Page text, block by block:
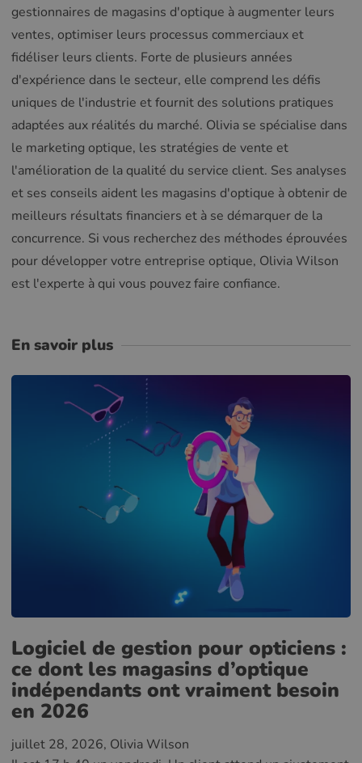
gestionnaires de magasins d'optique à augmenter leurs
ventes, optimiser leurs processus commerciaux et
fidéliser leurs clients. Forte de plusieurs années
d'expérience dans le secteur, elle comprend les défis
uniques de l'industrie et fournit des solutions pratiques
adaptées aux réalités du marché. Olivia se spécialise dans
le marketing optique, les stratégies de vente et
l'amélioration de la qualité du service client. Ses analyses
et ses conseils aident les magasins d'optique à obtenir de
meilleurs résultats financiers et à se démarquer de la
concurrence. Si vous recherchez des méthodes éprouvées
pour développer votre entreprise optique, Olivia Wilson
est l'experte à qui vous pouvez faire confiance.
En savoir plus
Logiciel de gestion pour opticiens :
ce dont les magasins d’optique
indépendants ont vraiment besoin
en 2026
juillet 28, 2026, Olivia Wilson